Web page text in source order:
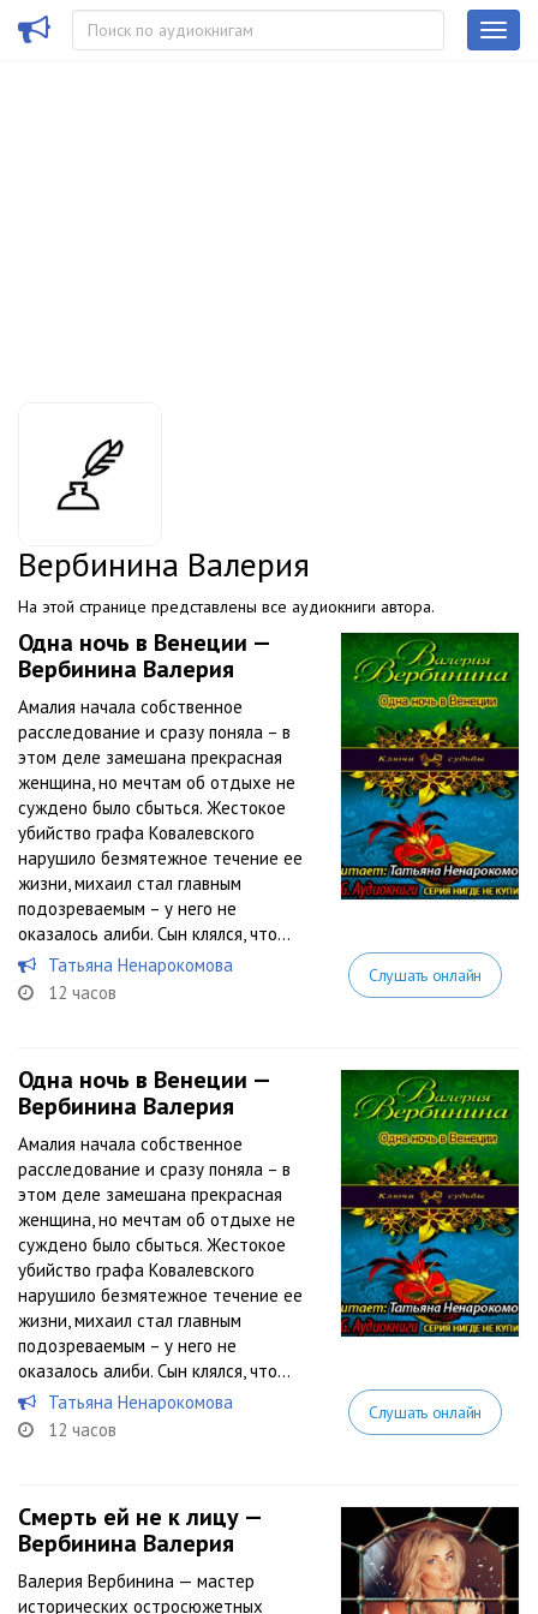
Вербинина Валерия
На этой странице представлены все аудиокниги автора.
Одна ночь в Венеции —
Вербинина Валерия
Амалия начала собственное
расследование и сразу поняла – в
этом деле замешана прекрасная
женщина, но мечтам об отдыхе не
суждено было сбыться. Жестокое
убийство графа Ковалевского
нарушило безмятежное течение ее
жизни, михаил стал главным
подозреваемым – у него не
оказалось алиби. Сын клялся, что...
Татьяна Ненарокомова
12 часов
Слушать онлайн
Одна ночь в Венеции —
Вербинина Валерия
Амалия начала собственное
расследование и сразу поняла – в
этом деле замешана прекрасная
женщина, но мечтам об отдыхе не
суждено было сбыться. Жестокое
убийство графа Ковалевского
нарушило безмятежное течение ее
жизни, михаил стал главным
подозреваемым – у него не
оказалось алиби. Сын клялся, что...
Татьяна Ненарокомова
12 часов
Слушать онлайн
Смерть ей не к лицу —
Вербинина Валерия
Валерия Вербинина — мастер
исторических остросюжетных